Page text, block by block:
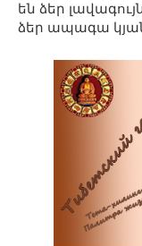
են ձեր
ձեր ապագա